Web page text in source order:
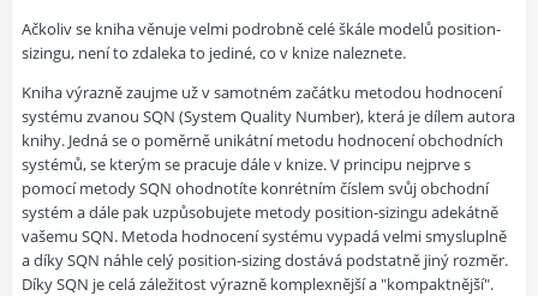
Ačkoliv se kniha věnuje velmi podrobně celé škále modelů position-
sizingu, není to zdaleka to jediné, co v knize naleznete.
Kniha výrazně zaujme už v samotném začátku metodou hodnocení
systému zvanou SQN (System Quality Number), která je dílem autora
knihy. Jedná se o poměrně unikátní metodu hodnocení obchodních
systémů, se kterým se pracuje dále v knize. V principu nejprve s
pomocí metody SQN ohodnotíte konrétním číslem svůj obchodní
systém a dále pak uzpůsobujete metody position-sizingu adekátně
vašemu SQN. Metoda hodnocení systému vypadá velmi smysluplně
a díky SQN náhle celý position-sizing dostává podstatně jiný rozměr.
Díky SQN je celá záležitost výrazně komplexnější a "kompaktnější".